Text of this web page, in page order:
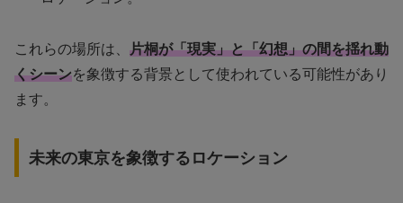
これらの場所は、 片桐が「現実」と「幻想」の間を揺れ動
くシーンを象徴する背景として使われている可能性があり
ます。
未来の東京を象徴するロケーション